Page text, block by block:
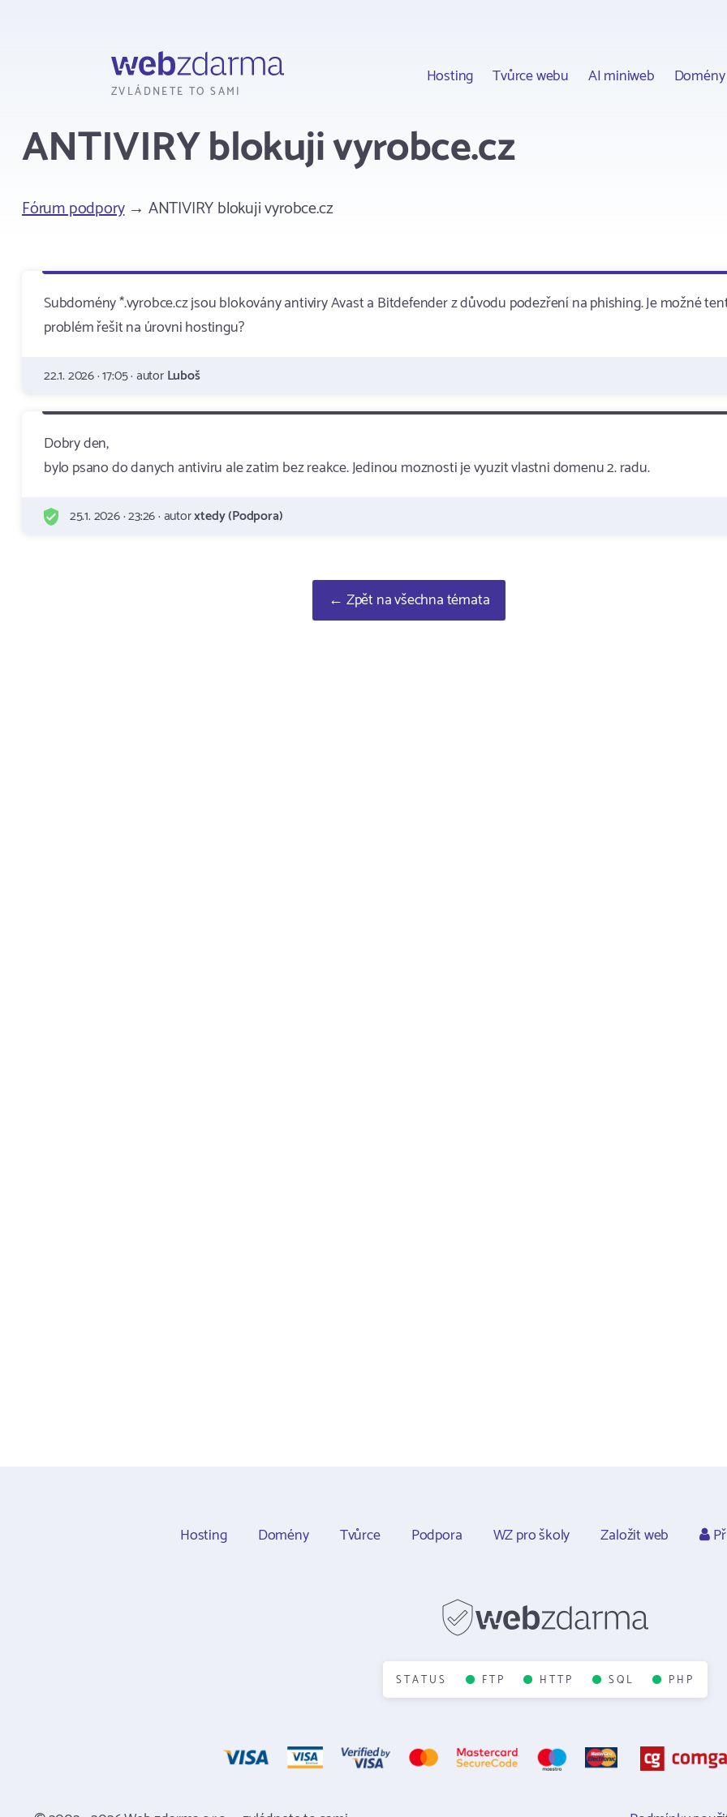
ZVLÁDNETE TO SAMI
Hosting Tvůrce webu AI miniweb Domény
ANTIVIRY blokuji vyrobce.cz
Fórum podpory→ ANTIVIRY blokuji vyrobce.cz
Subdomény *.vyrobce.cz jsou blokovány antiviry Avast a Bitdefender z důvodu podezření na phishing. Je možné
problém řešit na úrovni hostingu?
22.1. 2026 · 17:05 · autorLuboš
Dobry den,
bylo psano do danych antiviru ale zatim bez reakce. Jedinou moznosti je vyuzit vlastni domenu 2. radu.
25.1. 2026 · 23:26 · autorxtedy (Podpora)
← Zpět na všechna témata
Hosting Domény Tvůrce Podpora WZ pro školy Založit web
STATUS FTP HTTP SQL PHP